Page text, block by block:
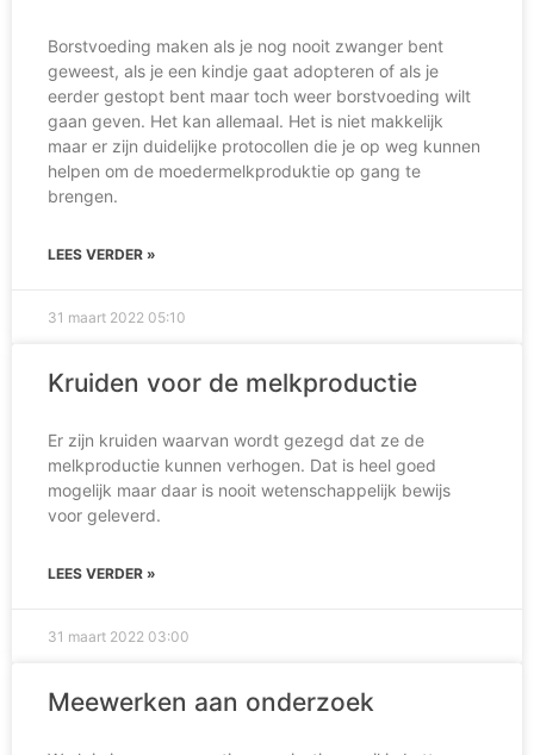
Borstvoeding maken als je nog nooit zwanger bent
geweest, als je een kindje gaat adopteren of als je
eerder gestopt bent maar toch weer borstvoeding wilt
gaan geven. Het kan allemaal. Het is niet makkelijk
maar er zijn duidelijke protocollen die je op weg kunnen
helpen om de moedermelkproduktie op gang te
brengen.
LEES VERDER »
31 maart 2022 05:10
Kruiden voor de melkproductie
Er zijn kruiden waarvan wordt gezegd dat ze de
melkproductie kunnen verhogen. Dat is heel goed
mogelijk maar daar is nooit wetenschappelijk bewijs
voor geleverd.
LEES VERDER »
31 maart 2022 03:00
Meewerken aan onderzoek